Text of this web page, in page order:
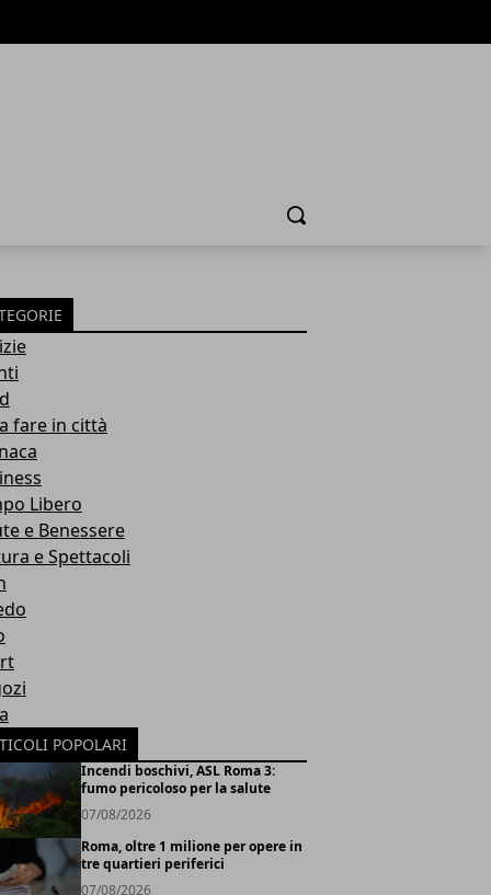
Cerca
fare in città
Libero
e Benessere
e Spettacoli
POPOLARI
Incendi boschivi, ASL Roma 3:
fumo pericoloso per la salute
07/08/2026
Roma, oltre 1 milione per opere in
tre quartieri periferici
07/08/2026